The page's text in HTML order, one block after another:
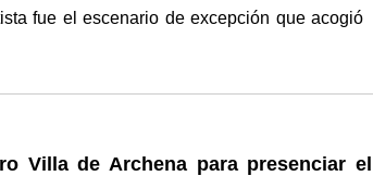
fue el escenario de excepción que acogió
Villa de Archena para presenciar el